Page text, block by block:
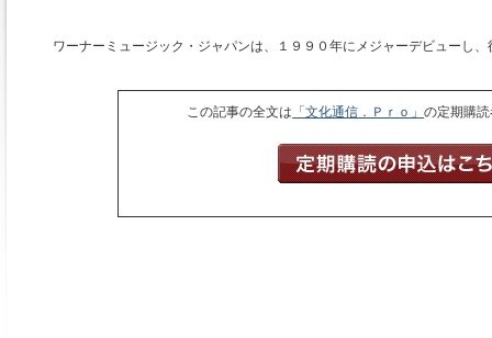
ワーナーミュージック・ジャパンは、１９９０年にメジャーデビューし
この記事の全文は 「文化通信．Ｐｒｏ」の定期購